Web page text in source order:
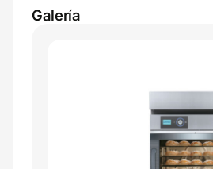
Galería